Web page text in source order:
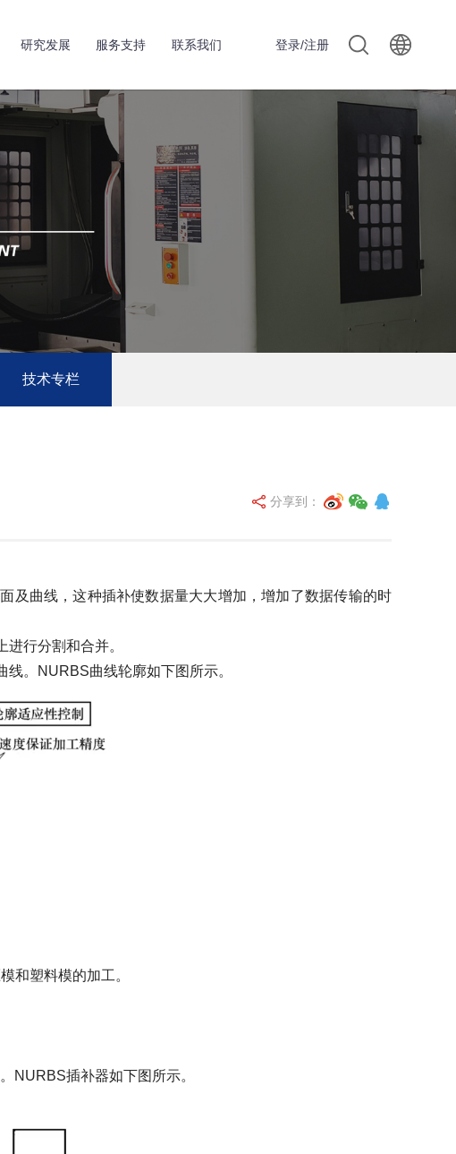
研究发展 服务支持 联系我们 登录/注册
技术专栏
分享到：
曲线，这种插补使数据量大大增加，增加了数据传输的时
行分割和合并。
。NURBS曲线轮廓如下图所示。
和塑料模的加工。
插补器如下图所示。